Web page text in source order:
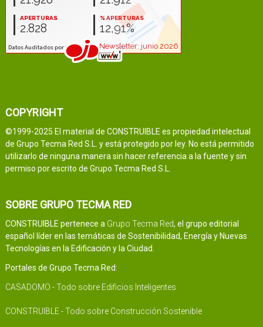
COPYRIGHT
©1999-2025 El material de CONSTRUIBLE es propiedad intelectual
de Grupo Tecma Red S.L. y está protegido por ley. No está permitido
utilizarlo de ninguna manera sin hacer referencia a la fuente y sin
permiso por escrito de Grupo Tecma Red S.L.
SOBRE GRUPO TECMA RED
CONSTRUIBLE pertenece a Grupo Tecma Red, el grupo editorial
español líder en las temáticas de Sostenibilidad, Energía y Nuevas
Tecnologías en la Edificación y la Ciudad.
Portales de Grupo Tecma Red:
CASADOMO - Todo sobre Edificios Inteligentes
CONSTRUIBLE - Todo sobre Construcción Sostenible